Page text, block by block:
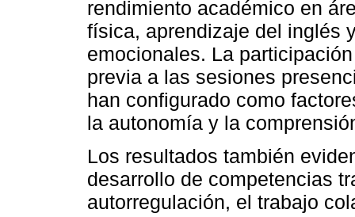
rendimiento académico en
física, aprendizaje del inglés
emocionales. La
previa a las sesiones
han configurado como
la autonomía y la
Los resultados también
desarrollo de competencias
autorregulación, el trabajo